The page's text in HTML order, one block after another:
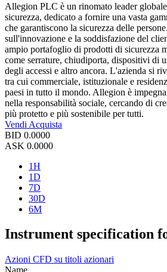
Allegion PLC è un rinomato leader
sicurezza, dedicato a fornire una vasta
che garantiscono la sicurezza delle
sull'innovazione e la soddisfazione del
ampio portafoglio di prodotti di sicurezza
come serrature, chiudiporta, dispositivi di
degli accessi e altro ancora. L'azienda si
tra cui commerciale, istituzionale e
paesi in tutto il mondo. Allegion è
nella responsabilità sociale, cercando di
più protetto e più sostenibile per tutti.
Vendi Acquista
BID 0.0000
ASK 0.0000
1H
1D
7D
30D
6M
Instrument specification
Azioni CFD su titoli azionari